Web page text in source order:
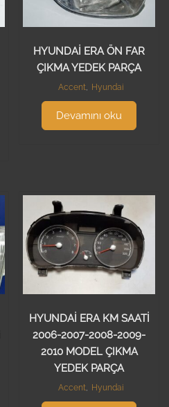
HYUNDAİ ERA ÖN FAR
ÇIKMA YEDEK PARÇA
Accent, Hyundai
Devamını oku
HYUNDAİ ERA KM SAATİ
2006-2007-2008-2009-
2010 MODEL ÇIKMA
YEDEK PARÇA
Accent, Hyundai